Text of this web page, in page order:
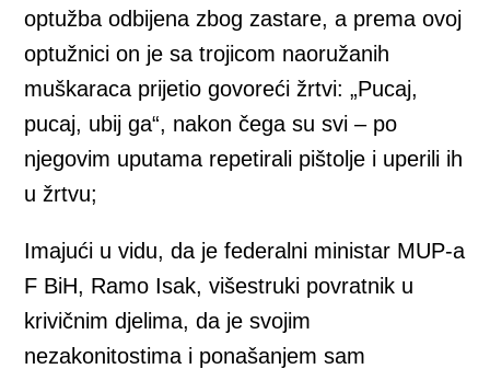
optužba odbijena zbog zastare, a prema ovoj
optužnici on je sa trojicom naoružanih
muškaraca prijetio govoreći žrtvi: „Pucaj,
pucaj, ubij ga“, nakon čega su svi – po
njegovim uputama repetirali pištolje i uperili ih
u žrtvu;
Imajući u vidu, da je federalni ministar MUP-a
F BiH, Ramo Isak, višestruki povratnik u
krivičnim djelima, da je svojim
nezakonitostima i ponašanjem sam